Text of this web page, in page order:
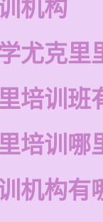
机构
尤克里
培训班
培训哪
机构有